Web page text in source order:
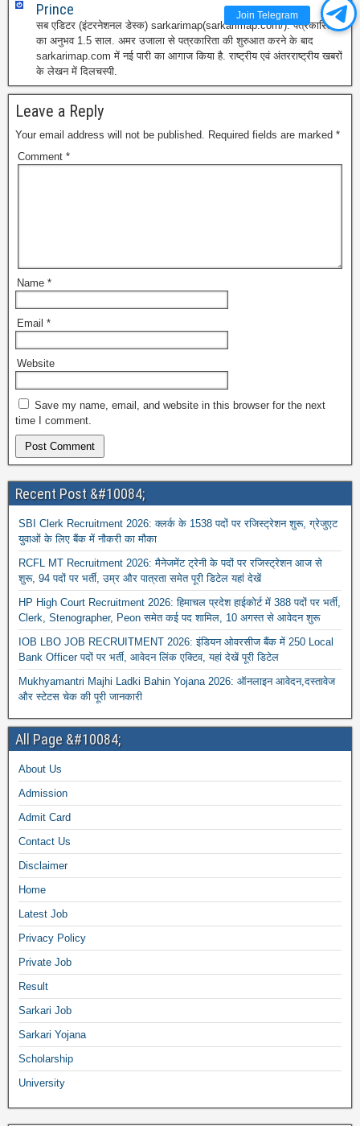
Join Telegram
Prince
सब एडिटर (इंटरनेशनल डेस्क) sarkarimap(sarkarimap.com/). पत्रकारिता
का अनुभव 1.5 साल. अमर उजाला से पत्रकारिता की शुरुआत करने के बाद
sarkarimap.com में नई पारी का आगाज किया है. राष्ट्रीय एवं अंतरराष्ट्रीय खबरों
के लेखन में दिलचस्पी.
Leave a Reply
Your email address will not be published. Required fields are marked *
Comment *
Name *
Email *
Website
Save my name, email, and website in this browser for the next
time I comment.
Recent Post &#10084;
SBI Clerk Recruitment 2026: क्लर्क के 1538 पदों पर रजिस्ट्रेशन शुरू, ग्रेजुएट
युवाओं के लिए बैंक में नौकरी का मौका
RCFL MT Recruitment 2026: मैनेजमेंट ट्रेनी के पदों पर रजिस्ट्रेशन आज से
शुरू, 94 पदों पर भर्ती, उम्र और पात्रता समेत पूरी डिटेल यहां देखें
HP High Court Recruitment 2026: हिमाचल प्रदेश हाईकोर्ट में 388 पदों पर भर्ती,
Clerk, Stenographer, Peon समेत कई पद शामिल, 10 अगस्त से आवेदन शुरू
IOB LBO JOB RECRUITMENT 2026: इंडियन ओवरसीज बैंक में 250 Local
Bank Officer पदों पर भर्ती, आवेदन लिंक एक्टिव, यहां देखें पूरी डिटेल
Mukhyamantri Majhi Ladki Bahin Yojana 2026: ऑनलाइन आवेदन,दस्तावेज
और स्टेटस चेक की पूरी जानकारी
All Page &#10084;
About Us
Admission
Admit Card
Contact Us
Disclaimer
Home
Latest Job
Privacy Policy
Private Job
Result
Sarkari Job
Sarkari Yojana
Scholarship
University